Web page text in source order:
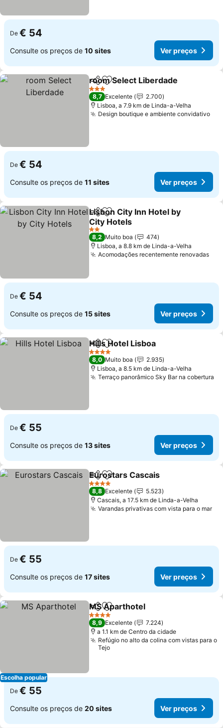
De € 54
Consulte os preços de 10 sites Ver preços
PartilharAdicionar aos favoritos
room Select Liberdade
3 Estrelas
8,7 Excelente
2.700
Lisboa, a 7.9 km de Linda-a-Velha
Design boutique e ambiente convidativo
De € 54
Consulte os preços de 11 sites Ver preços
PartilharAdicionar aos favoritos
Lisbon City Inn Hotel by
City Hotels
2 Estrelas
8,2 Muito boa
474
Lisboa, a 8.8 km de Linda-a-Velha
Acomodações recentemente renovadas
De € 54
Consulte os preços de 15 sites Ver preços
PartilharAdicionar aos favoritos
Hills Hotel Lisboa
4 Estrelas
8,0 Muito boa
2.935
Lisboa, a 8.5 km de Linda-a-Velha
Terraço panorâmico Sky Bar na cobertura
De € 55
Consulte os preços de 13 sites Ver preços
PartilharAdicionar aos favoritos
Eurostars Cascais
4 Estrelas
8,8 Excelente
5.523
Cascais, a 17.5 km de Linda-a-Velha
Varandas privativas com vista para o mar
De € 55
Consulte os preços de 17 sites Ver preços
Escolha popular
PartilharAdicionar aos favoritos
MS Aparthotel
4 Estrelas
8,9 Excelente
7.224
a 1.1 km de Centro da cidade
Refúgio no alto da colina com vistas para o
Tejo
De € 55
Consulte os preços de 20 sites Ver preços